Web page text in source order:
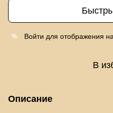
% Войти для отображения
В
Описание